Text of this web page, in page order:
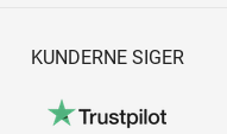
KUNDERNE SIGER